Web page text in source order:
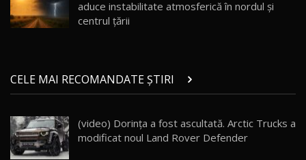
20
Noul ZEEKR 7X / Test Drive AutoBlog.MD
29:08
21
Micul BYD Dolphin Surf / Test Drive
AutoBlog.MD
16:59
22
Noua Mazda 6e / Test Drive AutoBlog.MD
26:59
aduce instabilitate atmosferică în nordul și
centrul țării
CELE MAI RECOMANDATE ȘTIRI
(video) Dorinţa a fost ascultată. Arctic Trucks a
modificat noul Land Rover Defender